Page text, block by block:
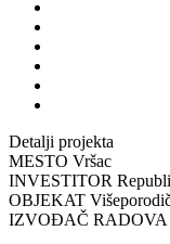
Detalji projekta
MESTO Vršac
INVESTITOR
OBJEKAT
IZVOĐAČ RADOVA